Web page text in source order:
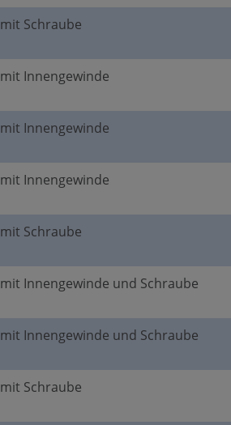
mit Schraube
mit Innengewinde
mit Innengewinde
mit Innengewinde
mit Schraube
mit Innengewinde und Schraube
mit Innengewinde und Schraube
mit Schraube